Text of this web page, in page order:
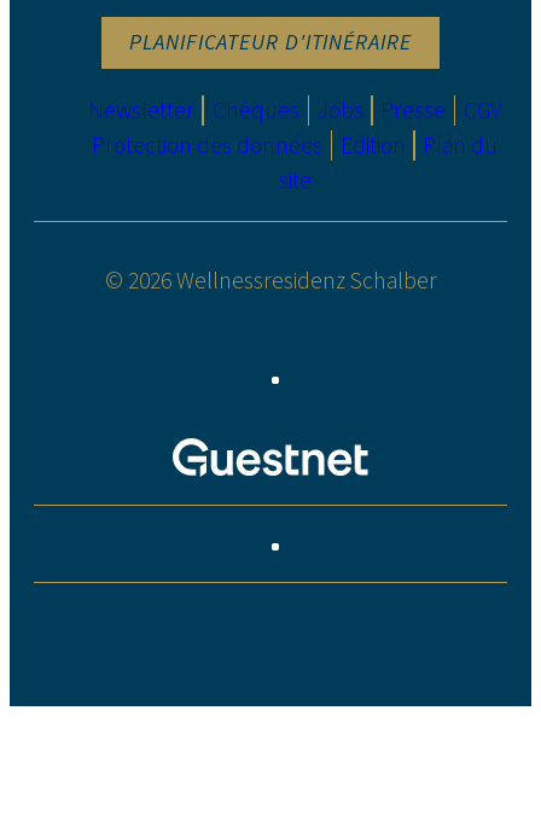
PLANIFICATEUR D'ITINÉRAIRE
Newsletter Chèques Jobs Presse
CGV
Protection des données
Edition
Plan du
site
© 2026 Wellnessresidenz Schalber